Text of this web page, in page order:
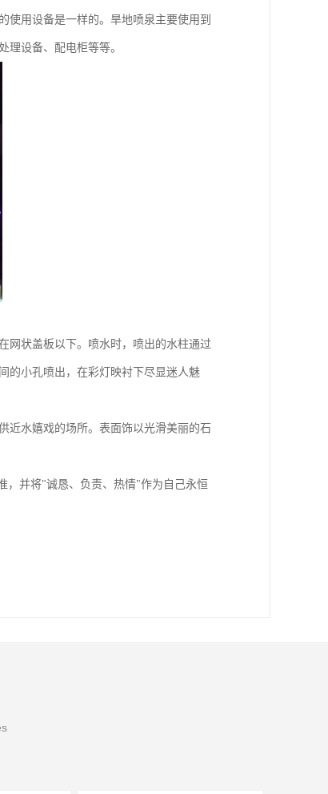
使用设备是一样的。旱地喷泉主要使用到
理设备、配电柜等等。
网状盖板以下。喷水时，喷出的水柱通过
的小孔喷出，在彩灯映衬下尽显迷人魅
近水嬉戏的场所。表面饰以光滑美丽的石
，并将"诚恳、负责、热情"作为自己永恒